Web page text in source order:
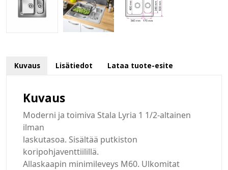
Kuvaus Lisätiedot Lataa tuote-esite
Kuvaus
Moderni ja toimiva Stala Lyria 1 1/2-altainen
ilman
laskutasoa. Sisältää putkiston
koripohjaventtiilillä.
Allaskaapin minimileveys M60. Ulkomitat